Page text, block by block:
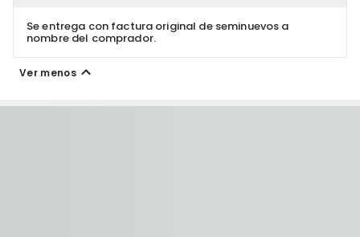
Se entrega con factura original de seminuevos a
nombre del comprador.
Ver menos